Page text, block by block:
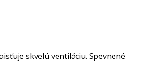
skvelú ventiláciu. Spevnené